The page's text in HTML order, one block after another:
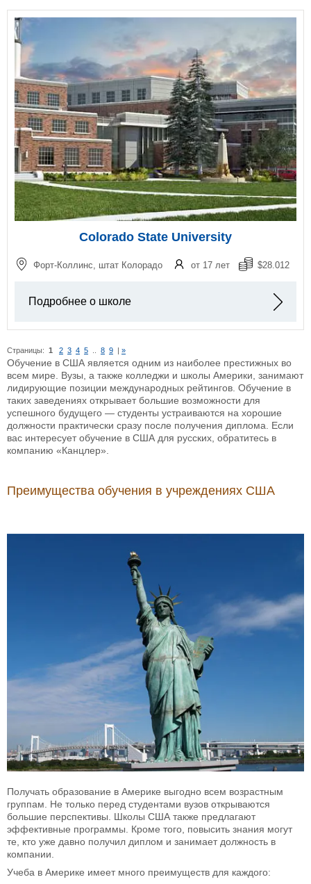
Colorado State University
Форт-Коллинс, штат Колорадо от 17 лет $28.012
Подробнее о школе
Страницы: 1 2 3 4 5 8 9 | »
Обучение в США является одним из наиболее престижных во
всем мире. Вузы, а также колледжи и школы Америки, занимают
лидирующие позиции международных рейтингов. Обучение в
таких заведениях открывает большие возможности для
успешного будущего — студенты устраиваются на хорошие
должности практически сразу после получения диплома. Если
вас интересует обучение в США для русских, обратитесь в
компанию «Канцлер».
Преимущества обучения в учреждениях США
Получать образование в Америке выгодно всем возрастным
группам. Не только перед студентами вузов открываются
большие перспективы. Школы США также предлагают
эффективные программы. Кроме того, повысить знания могут
те, кто уже давно получил диплом и занимает должность в
компании.
Учеба в Америке имеет много преимуществ для каждого: